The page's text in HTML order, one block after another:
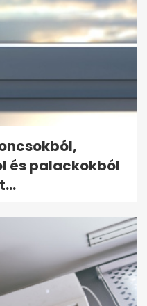
és palackokból